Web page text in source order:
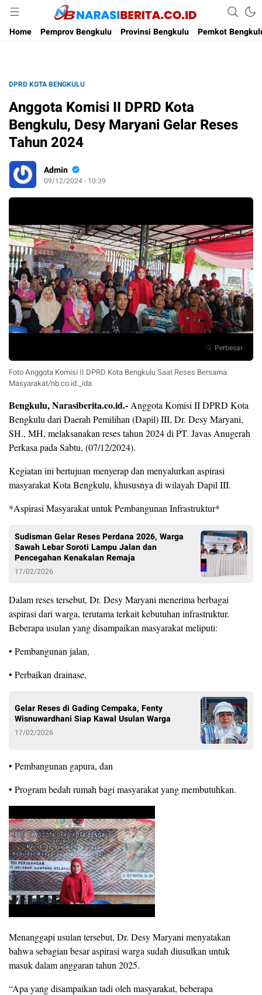
Narasi Berita
Home
Pemprov Bengkulu Provinsi Bengkulu Pemkot
DPRD KOTA BENGKULU
Anggota Komisi II DPRD Kota
Bengkulu, Desy Maryani Gelar Reses
Tahun 2024
Admin
09/12/2024 - 10:39
Perbesar
Foto Anggota Komisi II DPRD Kota Bengkulu Saat Reses Bersama
Masyarakat/nb.co.id._ida
Bengkulu, Narasiberita.co.id.- Anggota Komisi II DPRD Kota
Bengkulu dari Daerah Pemilihan (Dapil) III, Dr. Desy Maryani,
SH., MH, melaksanakan reses tahun 2024 di PT. Javas Anugerah
Perkasa pada Sabtu, (07/12/2024).
Kegiatan ini bertujuan menyerap dan menyalurkan aspirasi
masyarakat Kota Bengkulu, khususnya di wilayah Dapil III.
*Aspirasi Masyarakat untuk Pembangunan Infrastruktur*
Sudisman Gelar Reses Perdana 2026, Warga
Sawah Lebar Soroti Lampu Jalan dan
Pencegahan Kenakalan Remaja
17/02/2026
Dalam reses tersebut, Dr. Desy Maryani menerima berbagai
aspirasi dari warga, terutama terkait kebutuhan infrastruktur.
Beberapa usulan yang disampaikan masyarakat meliputi:
• Pembangunan jalan,
• Perbaikan drainase,
Gelar Reses di Gading Cempaka, Fenty
Wisnuwardhani Siap Kawal Usulan Warga
17/02/2026
• Pembangunan gapura, dan
• Program bedah rumah bagi masyarakat yang membutuhkan.
Menanggapi usulan tersebut, Dr. Desy Maryani menyatakan
bahwa sebagian besar aspirasi warga sudah diusulkan untuk
masuk dalam anggaran tahun 2025.
“Apa yang disampaikan tadi oleh masyarakat, beberapa